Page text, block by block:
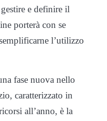
e definire il
porterà con se
l’utilizzo
fase nuova nello
caratterizzato in
all’anno, è la